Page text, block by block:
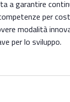
a garantire
per
modalità
per lo sviluppo.